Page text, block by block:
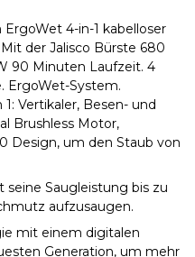
4-in-1 kabelloser
der Jalisco Bürste 680
90 Minuten Laufzeit. 4
ErgoWet-System.
Vertikaler, Besen- und
Brushless Motor,
Design, um den Staub von
seine Saugleistung bis zu
aufzusaugen.
mit einem digitalen
Generation, um mehr